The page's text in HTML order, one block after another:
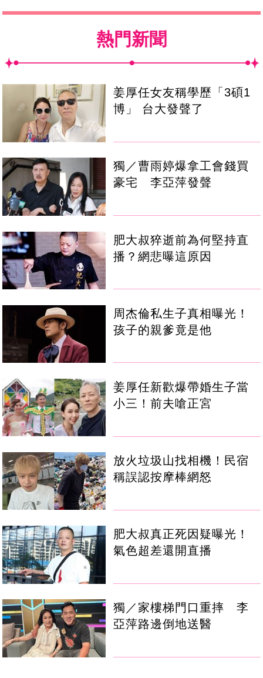
熱門新聞
姜厚任女友稱學歷「3碩1
博」 台大發聲了
獨／曹雨婷爆拿工會錢買
豪宅 李亞萍發聲
肥大叔猝逝前為何堅持直
播？網悲曝這原因
周杰倫私生子真相曝光！
孩子的親爹竟是他
姜厚任新歡爆帶婚生子當
小三！前夫嗆正宮
放火垃圾山找相機！民宿
稱誤認按摩棒網怒
肥大叔真正死因疑曝光！
氣色超差還開直播
獨／家樓梯門口重摔 李
亞萍路邊倒地送醫